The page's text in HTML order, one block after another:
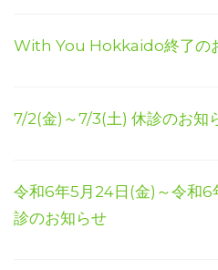
With You Hokkaido終了の
7/2(金)～7/3(土) 休診のお知
令和6年5月24日(金)～令和
診のお知らせ